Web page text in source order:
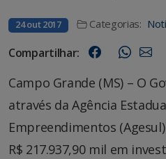
24 out 2017 Categorias:
Compartilhar:
Campo Grande (MS) – O
através da Agência
Empreendimentos
R$ 217.937,90 mil em